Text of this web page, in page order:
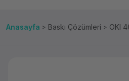
Anasayfa Baskı Çözümleri OKI